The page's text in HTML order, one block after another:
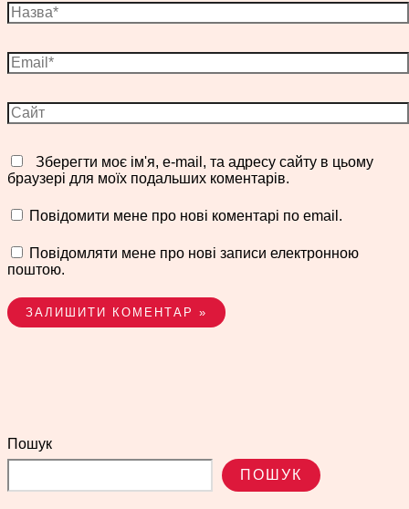
Назва*
Email*
Сайт
Зберегти моє ім'я, e-mail, та адресу сайту в цьому
браузері для моїх подальших коментарів.
Повідомити мене про нові коментарі по email.
Повідомляти мене про нові записи електронною
поштою.
Пошук
ПОШУК